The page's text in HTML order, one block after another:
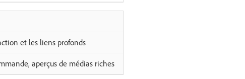
et les liens profonds
aperçus de médias riches